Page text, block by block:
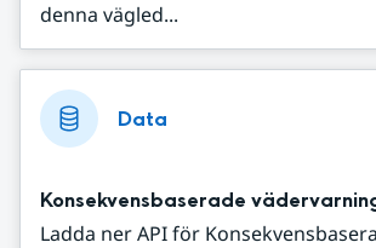
denna vägled...
Data
Konsekvensbaserade
Ladda ner API för